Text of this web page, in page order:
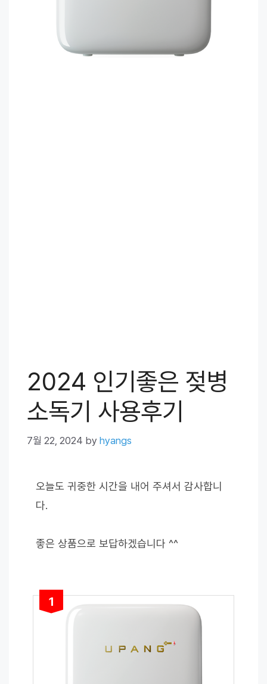
2024 인기좋은 젖병
소독기 사용후기
7월 22, 2024 by hyangs
오늘도 귀중한 시간을 내어 주셔서 감사합니
다.
좋은 상품으로 보답하겠습니다 ^^
1